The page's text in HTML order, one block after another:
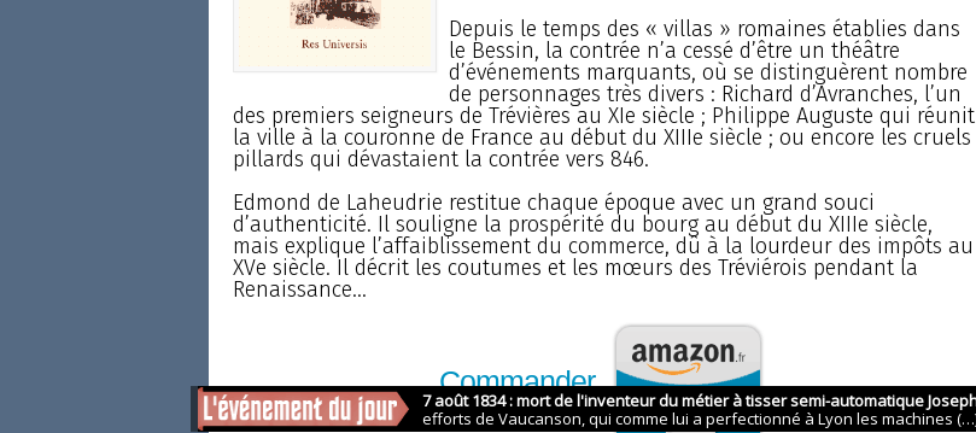
Depuis le temps des « villas » romaines établies dans
le Bessin, la contrée n’a cessé d’être un théâtre
d’événements marquants, où se distinguèrent nombre
de personnages très divers : Richard d’Avranches, l’un
des premiers seigneurs de Trévières au XIe siècle ; Philippe Auguste qui réunit
la ville à la couronne de France au début du XIIIe siècle ; ou encore les cruels
pillards qui dévastaient la contrée vers 846.
Edmond de Laheudrie restitue chaque époque avec un grand souci
d’authenticité. Il souligne la prospérité du bourg au début du XIIIe siècle,
mais explique l’affaiblissement du commerce, dû à la lourdeur des impôts au
XVe siècle. Il décrit les coutumes et les mœurs des Tréviérois pendant la
Renaissance...
Commander
sur Amazon